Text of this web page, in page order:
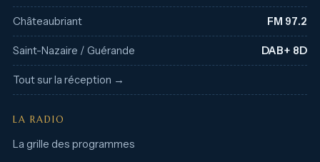
Châteaubriant FM 97.2
Saint-Nazaire / Guérande DAB+ 8D
Tout sur la réception →
LA RADIO
La grille des programmes